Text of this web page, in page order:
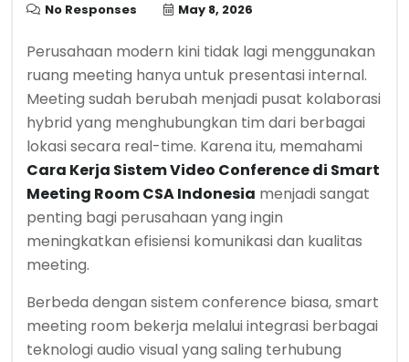
No Responses May 8, 2026
Perusahaan modern kini tidak lagi menggunakan
ruang meeting hanya untuk presentasi internal.
Meeting sudah berubah menjadi pusat kolaborasi
hybrid yang menghubungkan tim dari berbagai
lokasi secara real-time. Karena itu, memahami
Cara Kerja Sistem Video Conference di Smart
Meeting Room CSA Indonesia menjadi sangat
penting bagi perusahaan yang ingin
meningkatkan efisiensi komunikasi dan kualitas
meeting.
Berbeda dengan sistem conference biasa, smart
meeting room bekerja melalui integrasi berbagai
teknologi audio visual yang saling terhubung